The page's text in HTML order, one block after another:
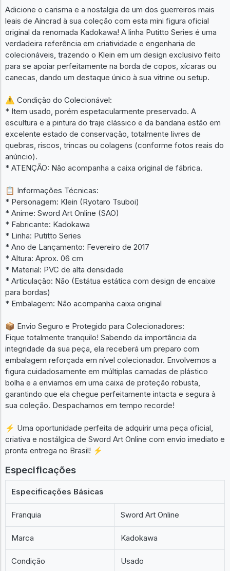
Adicione o carisma e a nostalgia de um dos guerreiros mais
leais de Aincrad à sua coleção com esta mini figura oficial
original da renomada Kadokawa! A linha Putitto Series é uma
verdadeira referência em criatividade e engenharia de
colecionáveis, trazendo o Klein em um design exclusivo feito
para se apoiar perfeitamente na borda de copos, xícaras ou
canecas, dando um destaque único à sua vitrine ou setup.
⚠️ Condição do Colecionável:
* Item usado, porém espetacularmente preservado. A
escultura e a pintura do traje clássico e da bandana estão em
excelente estado de conservação, totalmente livres de
quebras, riscos, trincas ou colagens (conforme fotos reais do
anúncio).
* ATENÇÃO: Não acompanha a caixa original de fábrica.
📋 Informações Técnicas:
* Personagem: Klein (Ryotaro Tsuboi)
* Anime: Sword Art Online (SAO)
* Fabricante: Kadokawa
* Linha: Putitto Series
* Ano de Lançamento: Fevereiro de 2017
* Altura: Aprox. 06 cm
* Material: PVC de alta densidade
* Articulação: Não (Estátua estática com design de encaixe
para bordas)
* Embalagem: Não acompanha caixa original
📦 Envio Seguro e Protegido para Colecionadores:
Fique totalmente tranquilo! Sabendo da importância da
integridade da sua peça, ela receberá um preparo com
embalagem reforçada em nível colecionador. Envolvemos a
figura cuidadosamente em múltiplas camadas de plástico
bolha e a enviamos em uma caixa de proteção robusta,
garantindo que ela chegue perfeitamente intacta e segura à
sua coleção. Despachamos em tempo recorde!
⚡ Uma oportunidade perfeita de adquirir uma peça oficial,
criativa e nostálgica de Sword Art Online com envio imediato e
pronta entrega no Brasil! ⚡
Especificações
Especificações Básicas
Franquia Sword Art Online
Marca Kadokawa
Condição Usado